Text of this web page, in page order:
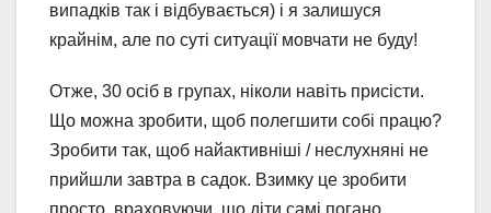
випадків так і відбувається) і я залишуся
крайнім, але по суті ситуації мовчати не буду!
Отже, 30 осіб в групах, ніколи навіть присісти.
Що можна зробити, щоб полегшити собі працю?
Зробити так, щоб найактивніші / неслухняні не
прийшли завтра в садок. Взимку це зробити